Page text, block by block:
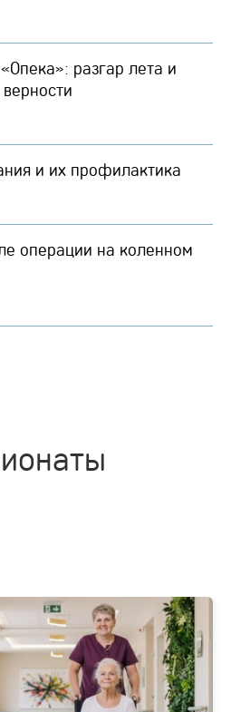
разгар лета и
и их профилактика
операции на коленном